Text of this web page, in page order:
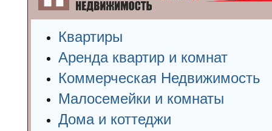
Квартиры
Аренда квартир и комнат
Коммерческая Недвижимость
Малосемейки и комнаты
Дома и коттеджи